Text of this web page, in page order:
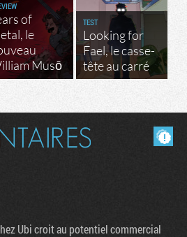
of
le
Musō
TEST
Looking for
Fael, le casse-
tête au carré
les commentaires lus.
Ubi croit au potentiel commercial